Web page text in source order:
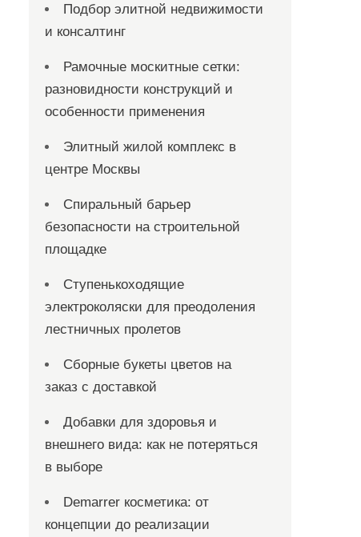
Подбор элитной недвижимости
и консалтинг
Рамочные москитные сетки:
разновидности конструкций и
особенности применения
Элитный жилой комплекс в
центре Москвы
Спиральный барьер
безопасности на строительной
площадке
Ступенькоходящие
электроколяски для преодоления
лестничных пролетов
Сборные букеты цветов на
заказ с доставкой
Добавки для здоровья и
внешнего вида: как не потеряться
в выборе
Demarrer косметика: от
концепции до реализации